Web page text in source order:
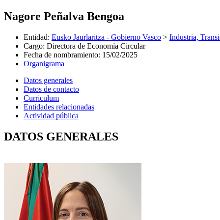
Nagore Peñalva Bengoa
Entidad: Eusko Jaurlaritza - Gobierno Vasco > Industria,
Cargo: Directora de Economía Circular
Fecha de nombramiento: 15/02/2025
Organigrama
Datos generales
Datos de contacto
Curriculum
Entidades relacionadas
Actividad pública
DATOS GENERALES